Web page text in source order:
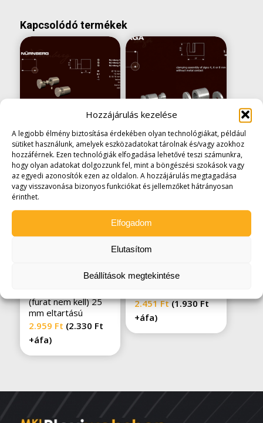
Hozzájárulás kezelése
A legjobb élmény biztosítása érdekében olyan technológiákat, például
sütiket használunk, amelyek eszközadatokat tárolnak és/vagy azokhoz
hozzáférnek. Ezen technológiák elfogadása lehetővé teszi számunkra,
hogy olyan adatokat dolgozzunk fel, mint a böngészési szokások vagy
az egyedi azonosítók ezen az oldalon. A hozzájárulás megtagadása
vagy visszavonása bizonyos funkciókat és jellemzőket hátrányosan
érinthet.
Elfogadom
Elutasítom
Beállítások megtekintése
Kapcsolódó termékek
Nürnberg távtartó
(furat nem kell) 16
mm eltartású
1.187Ft-tól (935 Ft
+áfa)
Praga távtartó
(furat nem kell) 15
mm eltartású
2.096Ft (1.650Ft
+áfa)
(furat nem kell) 25
mm eltartású
2.959 Ft (2.330 Ft
+áfa)
2.451Ft (1.930Ft
+áfa)